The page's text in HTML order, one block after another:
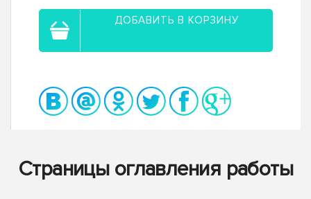
ДОБАВИТЬ В КОРЗИНУ
Страницы оглавления работы